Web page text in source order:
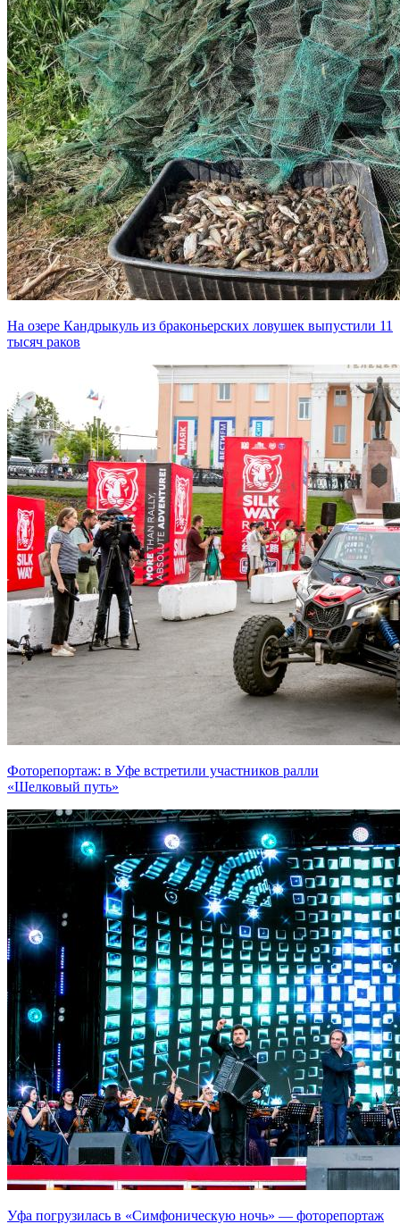
На озере Кандрыкуль из браконьерских ловушек выпустили 11
тысяч раков
Фоторепортаж: в Уфе встретили участников ралли
«Шелковый путь»
Уфа погрузилась в «Симфоническую ночь» — фоторепортаж